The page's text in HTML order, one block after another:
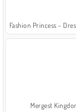
Mergest